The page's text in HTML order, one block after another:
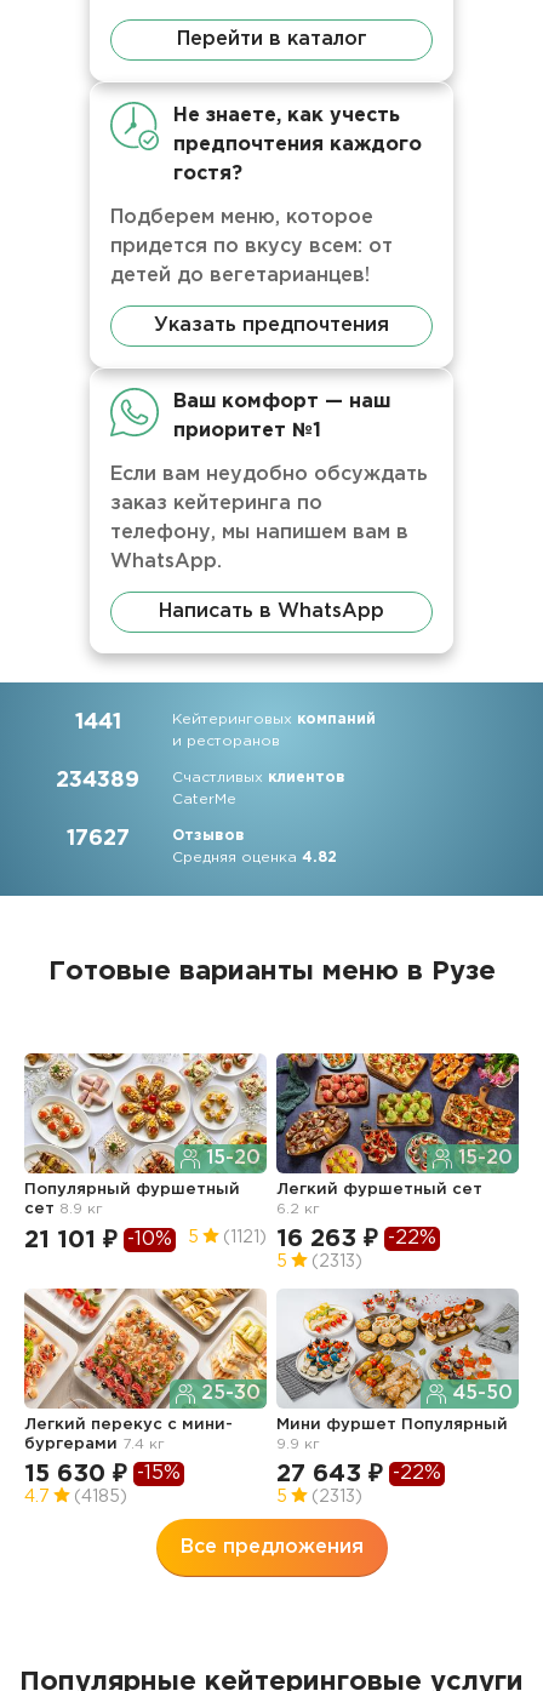
Перейти в каталог
Не знаете, как учесть
предпочтения каждого
гостя?
Подберем меню, которое
придется по вкусу всем: от
детей до вегетарианцев!
Указать предпочтения
Ваш комфорт — наш
приоритет №1
Если вам неудобно обсуждать
заказ кейтеринга по
телефону, мы напишем вам в
WhatsApp.
Написать в WhatsApp
1441 Кейтеринговых компаний
и ресторанов
234389 Счастливых клиентов
CaterMe
17627
Отзывов
Средняя оценка4.82
Готовые варианты меню в Рузе
15-20
Популярный фуршетный
сет 8.9 кг
21 101 ₽ -10% 5 (1121)
15-20
Легкий фуршетный сет
6.2 кг
16 263 ₽ -22%
5 (2313)
25-30
Легкий перекус c мини-
бургерами 7.4 кг
15 630 ₽ -15%
4.7 (4185)
45-50
Мини фуршет Популярный
9.9 кг
27 643 ₽ -22%
5 (2313)
Все предложения
Популярные кейтеринговые услуги